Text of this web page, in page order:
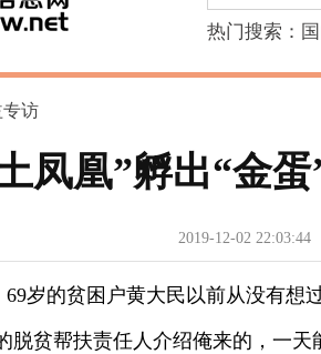
热门搜索：
访
凤凰”孵出“金
2019-12-02 22:03:44
69岁的贫困户黄大民以前从没有想
脱贫帮扶责任人介绍俺来的，一